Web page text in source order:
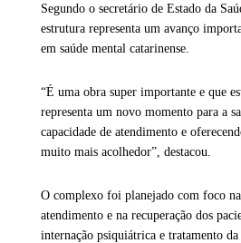
Segundo o secretário de Estado da
estrutura representa um avanço
em saúde mental catarinense.
“É uma obra super importante e que
representa um novo momento para a
capacidade de atendimento e
muito mais acolhedor”, destacou.
O complexo foi planejado com foco
atendimento e na recuperação dos
internação psiquiátrica e tratamento